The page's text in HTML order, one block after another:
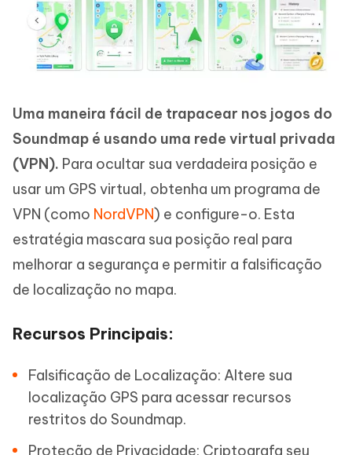
Uma maneira fácil de trapacear nos jogos do
Soundmap é usando uma rede virtual privada
(VPN). Para ocultar sua verdadeira posição e
usar um GPS virtual, obtenha um programa de
VPN (como NordVPN) e configure-o. Esta
estratégia mascara sua posição real para
melhorar a segurança e permitir a falsificação
de localização no mapa.
Recursos Principais:
Falsificação de Localização: Altere sua
localização GPS para acessar recursos
restritos do Soundmap.
Proteção de Privacidade: Criptografa seu